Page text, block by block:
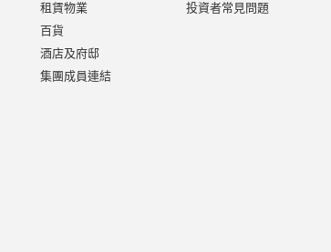
租賃物業
百貨
酒店及府邸
集團成員連結
投資者常見問題